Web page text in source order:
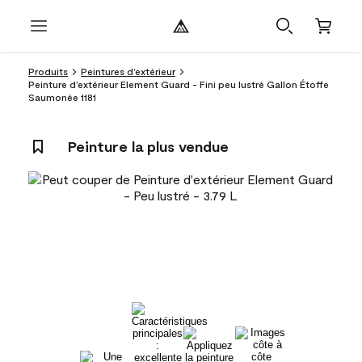
Produits
Peintures d’extérieur
Peinture d’extérieur Element Guard - Fini peu lustré Gallon Étoffe
Saumonée 1181
Peinture la plus vendue